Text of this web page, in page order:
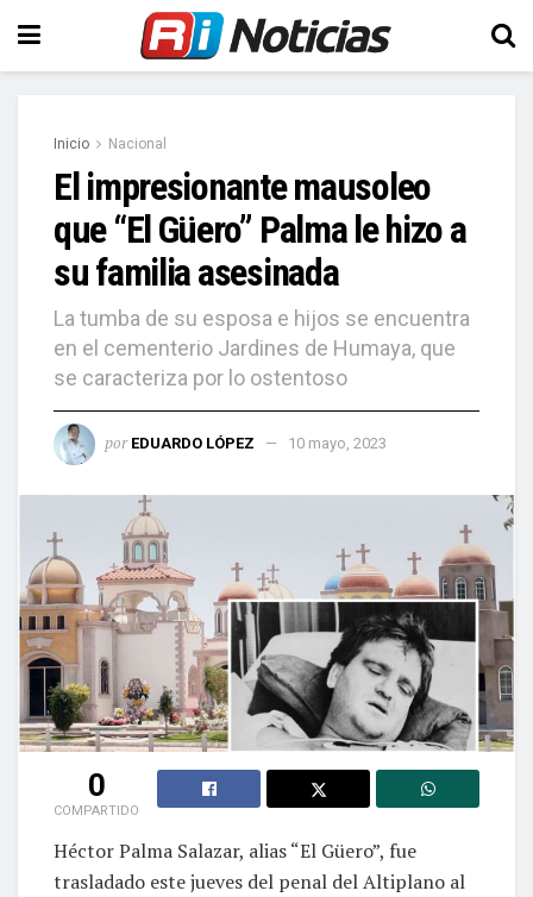
Inicio Nacional
El impresionante mausoleo
que “El Güero” Palma le hizo a
su familia asesinada
La tumba de su esposa e hijos se encuentra
en el cementerio Jardines de Humaya, que
se caracteriza por lo ostentoso
por EDUARDO LÓPEZ 10 mayo, 2023
0
COMPARTIDO
Héctor Palma Salazar, alias “El Güero”, fue
trasladado este jueves del penal del Altiplano al